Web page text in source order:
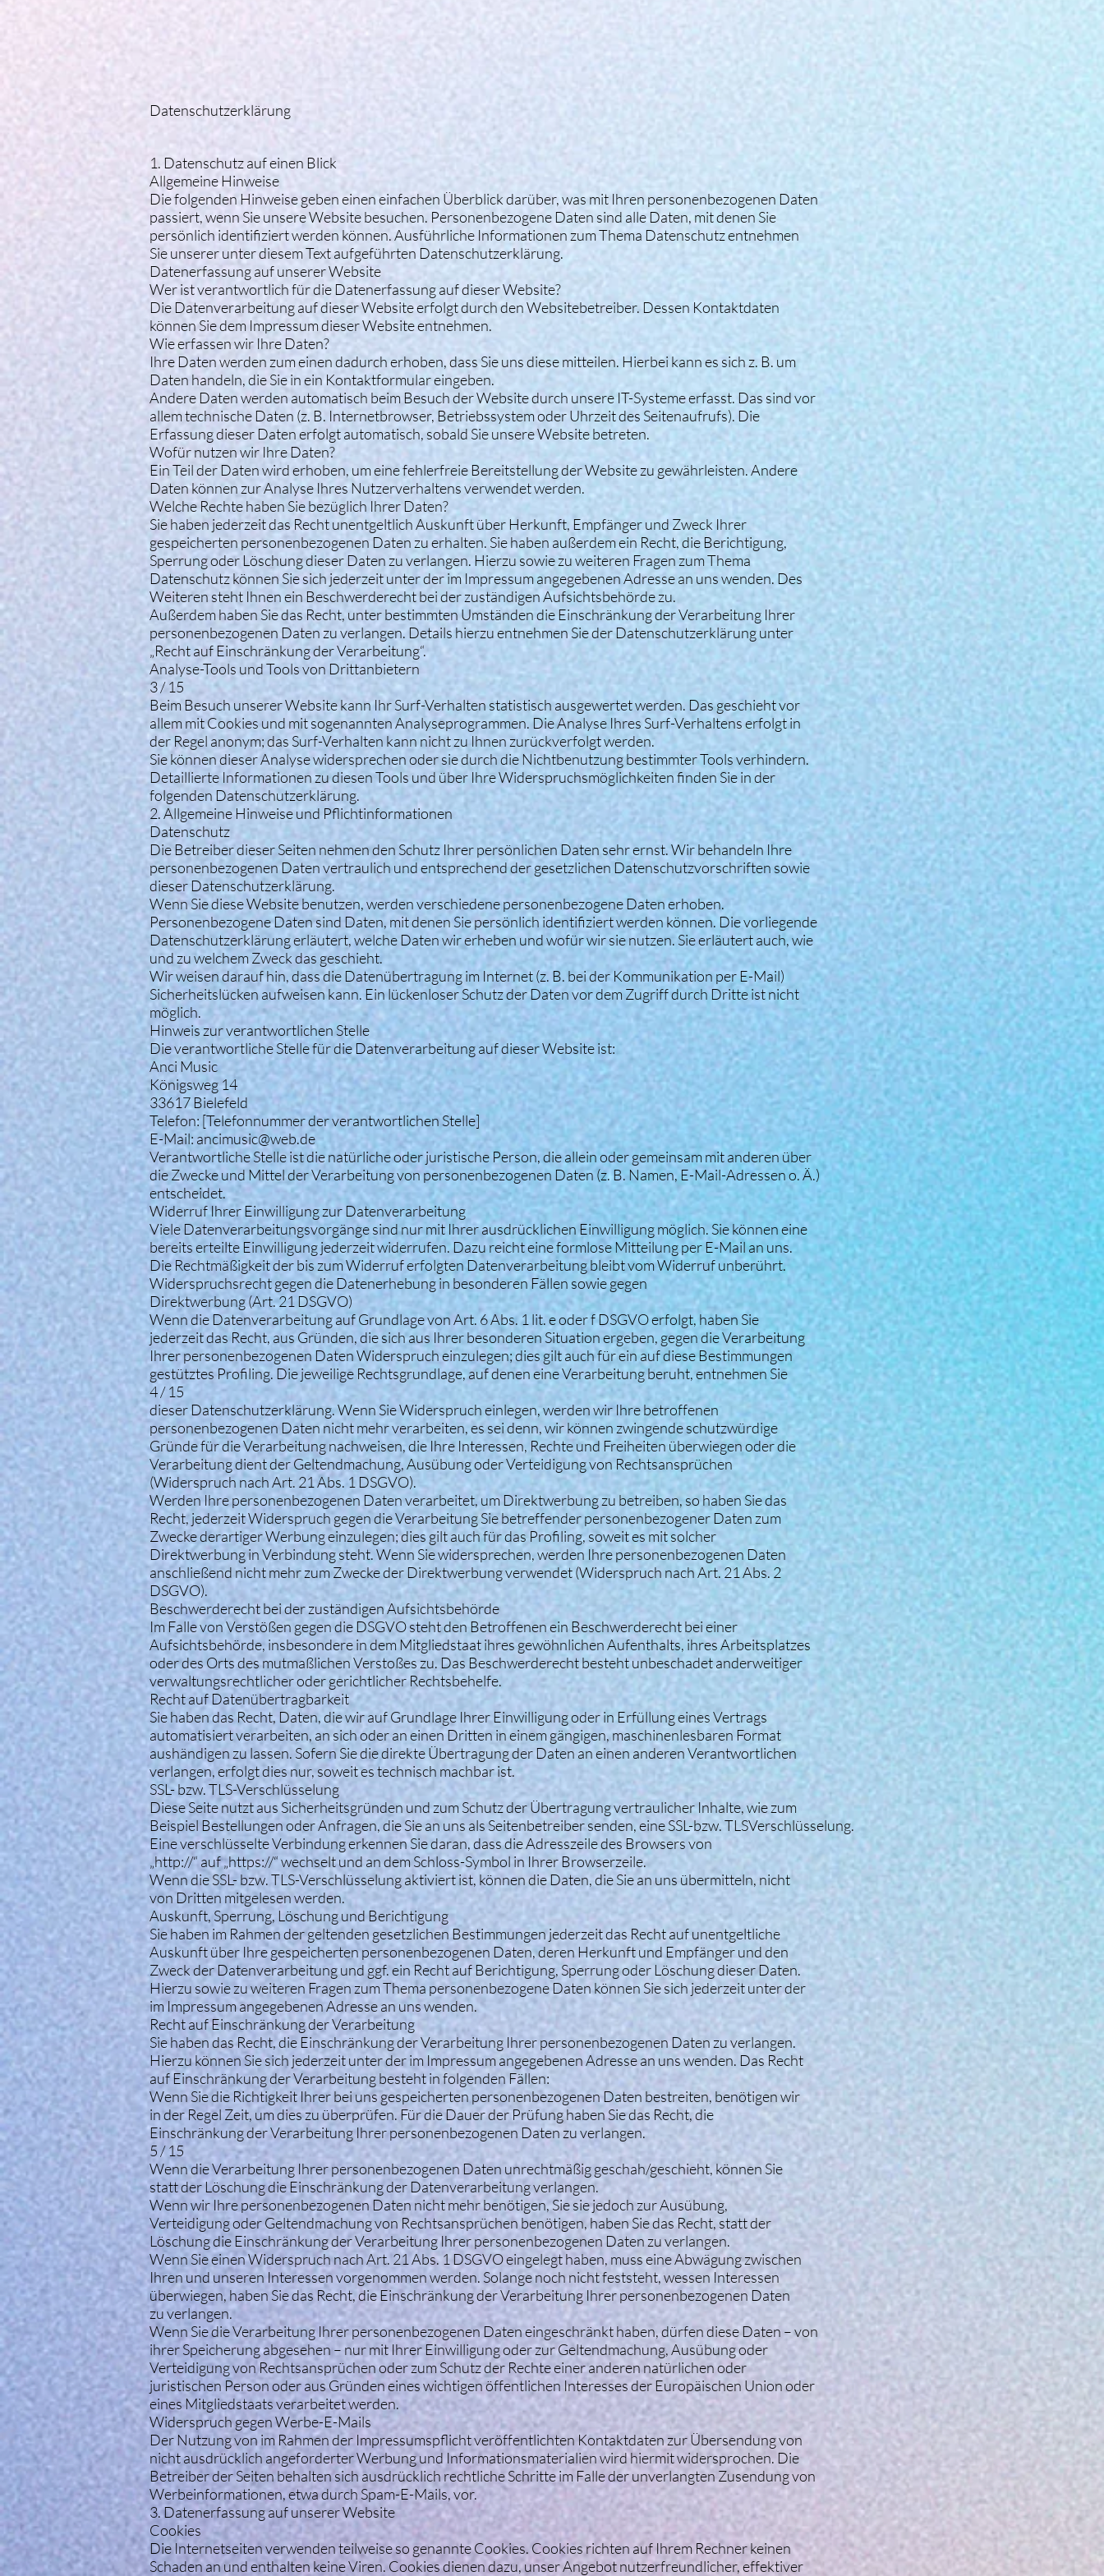
Datenschutzerklärung
1. Datenschutz auf einen Blick
Allgemeine Hinweise
Die folgenden Hinweise geben einen einfachen Überblick darüber, was mit Ihren personenbezogenen Daten
passiert, wenn Sie unsere Website besuchen. Personenbezogene Daten sind alle Daten, mit denen Sie
persönlich identifiziert werden können. Ausführliche Informationen zum Thema Datenschutz entnehmen
Sie unserer unter diesem Text aufgeführten Datenschutzerklärung.
Datenerfassung auf unserer Website
Wer ist verantwortlich für die Datenerfassung auf dieser Website?
Die Datenverarbeitung auf dieser Website erfolgt durch den Websitebetreiber. Dessen Kontaktdaten
können Sie dem Impressum dieser Website entnehmen.
Wie erfassen wir Ihre Daten?
Ihre Daten werden zum einen dadurch erhoben, dass Sie uns diese mitteilen. Hierbei kann es sich z. B. um
Daten handeln, die Sie in ein Kontaktformular eingeben.
Andere Daten werden automatisch beim Besuch der Website durch unsere IT-Systeme erfasst. Das sind vor
allem technische Daten (z. B. Internetbrowser, Betriebssystem oder Uhrzeit des Seitenaufrufs). Die
Erfassung dieser Daten erfolgt automatisch, sobald Sie unsere Website betreten.
Wofür nutzen wir Ihre Daten?
Ein Teil der Daten wird erhoben, um eine fehlerfreie Bereitstellung der Website zu gewährleisten. Andere
Daten können zur Analyse Ihres Nutzerverhaltens verwendet werden.
Welche Rechte haben Sie bezüglich Ihrer Daten?
Sie haben jederzeit das Recht unentgeltlich Auskunft über Herkunft, Empfänger und Zweck Ihrer
gespeicherten personenbezogenen Daten zu erhalten. Sie haben außerdem ein Recht, die Berichtigung,
Sperrung oder Löschung dieser Daten zu verlangen. Hierzu sowie zu weiteren Fragen zum Thema
Datenschutz können Sie sich jederzeit unter der im Impressum angegebenen Adresse an uns wenden. Des
Weiteren steht Ihnen ein Beschwerderecht bei der zuständigen Aufsichtsbehörde zu.
Außerdem haben Sie das Recht, unter bestimmten Umständen die Einschränkung der Verarbeitung Ihrer
personenbezogenen Daten zu verlangen. Details hierzu entnehmen Sie der Datenschutzerklärung unter
„Recht auf Einschränkung der Verarbeitung“.
Analyse-Tools und Tools von Drittanbietern
3 / 15
Beim Besuch unserer Website kann Ihr Surf-Verhalten statistisch ausgewertet werden. Das geschieht vor
allem mit Cookies und mit sogenannten Analyseprogrammen. Die Analyse Ihres Surf-Verhaltens erfolgt in
der Regel anonym; das Surf-Verhalten kann nicht zu Ihnen zurückverfolgt werden.
Sie können dieser Analyse widersprechen oder sie durch die Nichtbenutzung bestimmter Tools verhindern.
Detaillierte Informationen zu diesen Tools und über Ihre Widerspruchsmöglichkeiten finden Sie in der
folgenden Datenschutzerklärung.
2. Allgemeine Hinweise und Pflichtinformationen
Datenschutz
Die Betreiber dieser Seiten nehmen den Schutz Ihrer persönlichen Daten sehr ernst. Wir behandeln Ihre
personenbezogenen Daten vertraulich und entsprechend der gesetzlichen Datenschutzvorschriften sowie
dieser Datenschutzerklärung.
Wenn Sie diese Website benutzen, werden verschiedene personenbezogene Daten erhoben.
Personenbezogene Daten sind Daten, mit denen Sie persönlich identifiziert werden können. Die vorliegende
Datenschutzerklärung erläutert, welche Daten wir erheben und wofür wir sie nutzen. Sie erläutert auch, wie
und zu welchem Zweck das geschieht.
Wir weisen darauf hin, dass die Datenübertragung im Internet (z. B. bei der Kommunikation per E-Mail)
Sicherheitslücken aufweisen kann. Ein lückenloser Schutz der Daten vor dem Zugriff durch Dritte ist nicht
möglich.
Hinweis zur verantwortlichen Stelle
Die verantwortliche Stelle für die Datenverarbeitung auf dieser Website ist:
Anci Music
Königsweg 14
33617 Bielefeld
Telefon: [Telefonnummer der verantwortlichen Stelle]
E-Mail: ancimusic@web.de
Verantwortliche Stelle ist die natürliche oder juristische Person, die allein oder gemeinsam mit anderen über
die Zwecke und Mittel der Verarbeitung von personenbezogenen Daten (z. B. Namen, E-Mail-Adressen o. Ä.)
entscheidet.
Widerruf Ihrer Einwilligung zur Datenverarbeitung
Viele Datenverarbeitungsvorgänge sind nur mit Ihrer ausdrücklichen Einwilligung möglich. Sie können eine
bereits erteilte Einwilligung jederzeit widerrufen. Dazu reicht eine formlose Mitteilung per E-Mail an uns.
Die Rechtmäßigkeit der bis zum Widerruf erfolgten Datenverarbeitung bleibt vom Widerruf unberührt.
Widerspruchsrecht gegen die Datenerhebung in besonderen Fällen sowie gegen
Direktwerbung (Art. 21 DSGVO)
Wenn die Datenverarbeitung auf Grundlage von Art. 6 Abs. 1 lit. e oder f DSGVO erfolgt, haben Sie
jederzeit das Recht, aus Gründen, die sich aus Ihrer besonderen Situation ergeben, gegen die Verarbeitung
Ihrer personenbezogenen Daten Widerspruch einzulegen; dies gilt auch für ein auf diese Bestimmungen
gestütztes Profiling. Die jeweilige Rechtsgrundlage, auf denen eine Verarbeitung beruht, entnehmen Sie
4 / 15
dieser Datenschutzerklärung. Wenn Sie Widerspruch einlegen, werden wir Ihre betroffenen
personenbezogenen Daten nicht mehr verarbeiten, es sei denn, wir können zwingende schutzwürdige
Gründe für die Verarbeitung nachweisen, die Ihre Interessen, Rechte und Freiheiten überwiegen oder die
Verarbeitung dient der Geltendmachung, Ausübung oder Verteidigung von Rechtsansprüchen
(Widerspruch nach Art. 21 Abs. 1 DSGVO).
Werden Ihre personenbezogenen Daten verarbeitet, um Direktwerbung zu betreiben, so haben Sie das
Recht, jederzeit Widerspruch gegen die Verarbeitung Sie betreffender personenbezogener Daten zum
Zwecke derartiger Werbung einzulegen; dies gilt auch für das Profiling, soweit es mit solcher
Direktwerbung in Verbindung steht. Wenn Sie widersprechen, werden Ihre personenbezogenen Daten
anschließend nicht mehr zum Zwecke der Direktwerbung verwendet (Widerspruch nach Art. 21 Abs. 2
DSGVO).
Beschwerderecht bei der zuständigen Aufsichtsbehörde
Im Falle von Verstößen gegen die DSGVO steht den Betroffenen ein Beschwerderecht bei einer
Aufsichtsbehörde, insbesondere in dem Mitgliedstaat ihres gewöhnlichen Aufenthalts, ihres Arbeitsplatzes
oder des Orts des mutmaßlichen Verstoßes zu. Das Beschwerderecht besteht unbeschadet anderweitiger
verwaltungsrechtlicher oder gerichtlicher Rechtsbehelfe.
Recht auf Datenübertragbarkeit
Sie haben das Recht, Daten, die wir auf Grundlage Ihrer Einwilligung oder in Erfüllung eines Vertrags
automatisiert verarbeiten, an sich oder an einen Dritten in einem gängigen, maschinenlesbaren Format
aushändigen zu lassen. Sofern Sie die direkte Übertragung der Daten an einen anderen Verantwortlichen
verlangen, erfolgt dies nur, soweit es technisch machbar ist.
SSL- bzw. TLS-Verschlüsselung
Diese Seite nutzt aus Sicherheitsgründen und zum Schutz der Übertragung vertraulicher Inhalte, wie zum
Beispiel Bestellungen oder Anfragen, die Sie an uns als Seitenbetreiber senden, eine SSL-bzw. TLSVerschlüsselung.
Eine verschlüsselte Verbindung erkennen Sie daran, dass die Adresszeile des Browsers von
„http://“ auf „https://“ wechselt und an dem Schloss-Symbol in Ihrer Browserzeile.
Wenn die SSL- bzw. TLS-Verschlüsselung aktiviert ist, können die Daten, die Sie an uns übermitteln, nicht
von Dritten mitgelesen werden.
Auskunft, Sperrung, Löschung und Berichtigung
Sie haben im Rahmen der geltenden gesetzlichen Bestimmungen jederzeit das Recht auf unentgeltliche
Auskunft über Ihre gespeicherten personenbezogenen Daten, deren Herkunft und Empfänger und den
Zweck der Datenverarbeitung und ggf. ein Recht auf Berichtigung, Sperrung oder Löschung dieser Daten.
Hierzu sowie zu weiteren Fragen zum Thema personenbezogene Daten können Sie sich jederzeit unter der
im Impressum angegebenen Adresse an uns wenden.
Recht auf Einschränkung der Verarbeitung
Sie haben das Recht, die Einschränkung der Verarbeitung Ihrer personenbezogenen Daten zu verlangen.
Hierzu können Sie sich jederzeit unter der im Impressum angegebenen Adresse an uns wenden. Das Recht
auf Einschränkung der Verarbeitung besteht in folgenden Fällen:
Wenn Sie die Richtigkeit Ihrer bei uns gespeicherten personenbezogenen Daten bestreiten, benötigen wir
in der Regel Zeit, um dies zu überprüfen. Für die Dauer der Prüfung haben Sie das Recht, die
Einschränkung der Verarbeitung Ihrer personenbezogenen Daten zu verlangen.
5 / 15
Wenn die Verarbeitung Ihrer personenbezogenen Daten unrechtmäßig geschah/geschieht, können Sie
statt der Löschung die Einschränkung der Datenverarbeitung verlangen.
Wenn wir Ihre personenbezogenen Daten nicht mehr benötigen, Sie sie jedoch zur Ausübung,
Verteidigung oder Geltendmachung von Rechtsansprüchen benötigen, haben Sie das Recht, statt der
Löschung die Einschränkung der Verarbeitung Ihrer personenbezogenen Daten zu verlangen.
Wenn Sie einen Widerspruch nach Art. 21 Abs. 1 DSGVO eingelegt haben, muss eine Abwägung zwischen
Ihren und unseren Interessen vorgenommen werden. Solange noch nicht feststeht, wessen Interessen
überwiegen, haben Sie das Recht, die Einschränkung der Verarbeitung Ihrer personenbezogenen Daten
zu verlangen.
Wenn Sie die Verarbeitung Ihrer personenbezogenen Daten eingeschränkt haben, dürfen diese Daten – von
ihrer Speicherung abgesehen – nur mit Ihrer Einwilligung oder zur Geltendmachung, Ausübung oder
Verteidigung von Rechtsansprüchen oder zum Schutz der Rechte einer anderen natürlichen oder
juristischen Person oder aus Gründen eines wichtigen öffentlichen Interesses der Europäischen Union oder
eines Mitgliedstaats verarbeitet werden.
Widerspruch gegen Werbe-E-Mails
Der Nutzung von im Rahmen der Impressumspflicht veröffentlichten Kontaktdaten zur Übersendung von
nicht ausdrücklich angeforderter Werbung und Informationsmaterialien wird hiermit widersprochen. Die
Betreiber der Seiten behalten sich ausdrücklich rechtliche Schritte im Falle der unverlangten Zusendung von
Werbeinformationen, etwa durch Spam-E-Mails, vor.
3. Datenerfassung auf unserer Website
Cookies
Die Internetseiten verwenden teilweise so genannte Cookies. Cookies richten auf Ihrem Rechner keinen
Schaden an und enthalten keine Viren. Cookies dienen dazu, unser Angebot nutzerfreundlicher, effektiver